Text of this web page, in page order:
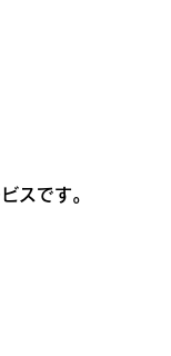
スです。